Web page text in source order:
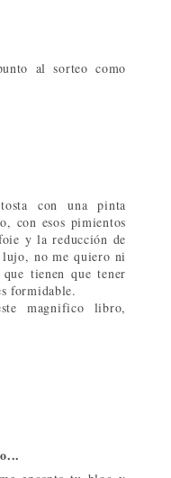
al sorteo como
con una pinta
con esos pimientos
y la reducción de
lujo, no me quiero ni
tienen que tener
formidable.
magnifico libro,